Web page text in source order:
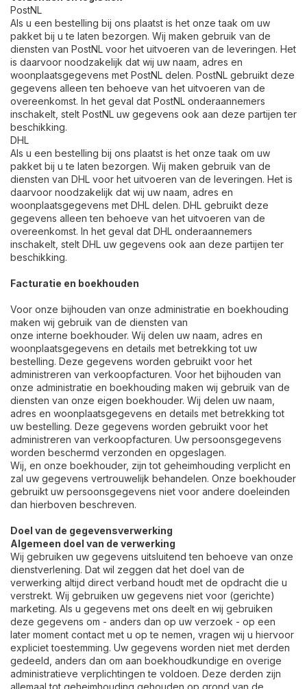
PostNL
Als u een bestelling bij ons plaatst is het onze taak om uw
pakket bij u te laten bezorgen. Wij maken gebruik van de
diensten van PostNL voor het uitvoeren van de leveringen. Het
is daarvoor noodzakelijk dat wij uw naam, adres en
woonplaatsgegevens met PostNL delen. PostNL gebruikt deze
gegevens alleen ten behoeve van het uitvoeren van de
overeenkomst. In het geval dat PostNL onderaannemers
inschakelt, stelt PostNL uw gegevens ook aan deze partijen ter
beschikking.
DHL
Als u een bestelling bij ons plaatst is het onze taak om uw
pakket bij u te laten bezorgen. Wij maken gebruik van de
diensten van DHL voor het uitvoeren van de leveringen. Het is
daarvoor noodzakelijk dat wij uw naam, adres en
woonplaatsgegevens met DHL delen. DHL gebruikt deze
gegevens alleen ten behoeve van het uitvoeren van de
overeenkomst. In het geval dat DHL onderaannemers
inschakelt, stelt DHL uw gegevens ook aan deze partijen ter
beschikking.
Facturatie en boekhouden
Voor onze bijhouden van onze administratie en boekhouding
maken wij gebruik van de diensten van
onze interne boekhouder. Wij delen uw naam, adres en
woonplaatsgegevens en details met betrekking tot uw
bestelling. Deze gegevens worden gebruikt voor het
administreren van verkoopfacturen. Voor het bijhouden van
onze administratie en boekhouding maken wij gebruik van de
diensten van onze eigen boekhouder. Wij delen uw naam,
adres en woonplaatsgegevens en details met betrekking tot
uw bestelling. Deze gegevens worden gebruikt voor het
administreren van verkoopfacturen. Uw persoonsgegevens
worden beschermd verzonden en opgeslagen.
Wij, en onze boekhouder, zijn tot geheimhouding verplicht en
zal uw gegevens vertrouwelijk behandelen. Onze boekhouder
gebruikt uw persoonsgegevens niet voor andere doeleinden
dan hierboven beschreven.
Doel van de gegevensverwerking
Algemeen doel van de verwerking
Wij gebruiken uw gegevens uitsluitend ten behoeve van onze
dienstverlening. Dat wil zeggen dat het doel van de
verwerking altijd direct verband houdt met de opdracht die u
verstrekt. Wij gebruiken uw gegevens niet voor (gerichte)
marketing. Als u gegevens met ons deelt en wij gebruiken
deze gegevens om - anders dan op uw verzoek - op een
later moment contact met u op te nemen, vragen wij u hiervoor
expliciet toestemming. Uw gegevens worden niet met derden
gedeeld, anders dan om aan boekhoudkundige en overige
administratieve verplichtingen te voldoen. Deze derden zijn
allemaal tot geheimhouding gehouden op grond van de